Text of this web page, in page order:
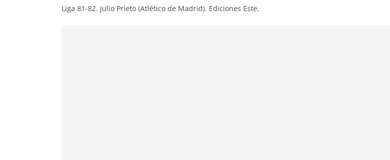
Liga 81-82. Julio Prieto (Atlético de Madrid). Ediciones Este.